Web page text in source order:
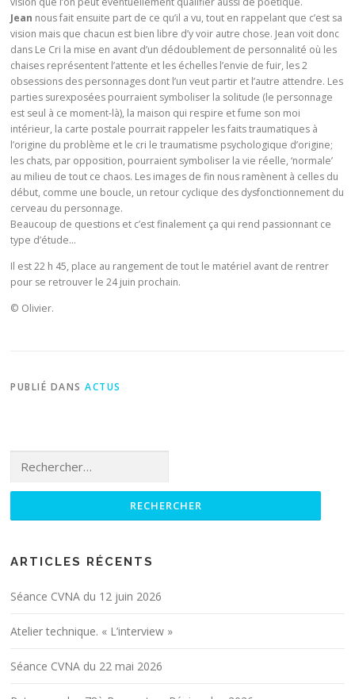
Jean nous fait ensuite part de ce qu’il a vu, tout en rappelant que c’est sa
vision mais que chacun est bien libre d’y voir autre chose. Jean voit donc
dans Le Cri la mise en avant d’un dédoublement de personnalité où les
chaises représentent l’attente et les échelles l’envie de fuir, les 2
obsessions des personnages dont l’un veut partir et l’autre attendre. Les
parties surexposées pourraient symboliser la solitude (le personnage
est seul à ce moment-là), la maison qui respire et fume son moi
intérieur, la carte postale pourrait rappeler les faits traumatiques à
l’origine du problème et le cri le traumatisme psychologique d’origine;
les chats, par opposition, pourraient symboliser la vie réelle, ‘normale’
au milieu de tout ce chaos. Les images de fin nous ramènent à celles du
début, comme une boucle, un retour cyclique des dysfonctionnement du
cerveau du personnage.
Beaucoup de questions et c’est finalement ça qui rend passionnant ce
type d’étude…
Il est 22 h 45, place au rangement de tout le matériel avant de rentrer
pour se retrouver le 24 juin prochain.
© Olivier.
PUBLIÉ DANSACTUS
ARTICLES RÉCENTS
Séance CVNA du 12 juin 2026
Atelier technique. « L’interview »
Séance CVNA du 22 mai 2026